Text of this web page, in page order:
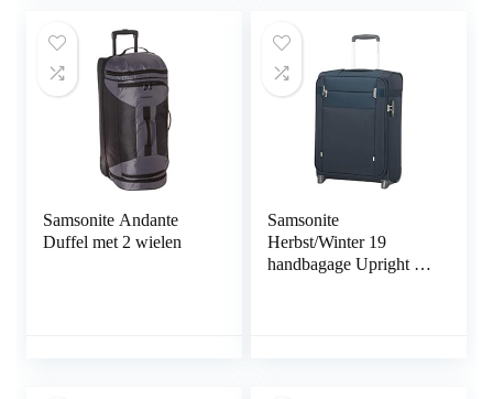
Samsonite Andante
Duffel met 2 wielen
Samsonite
Herbst/Winter 19
handbagage Upright S